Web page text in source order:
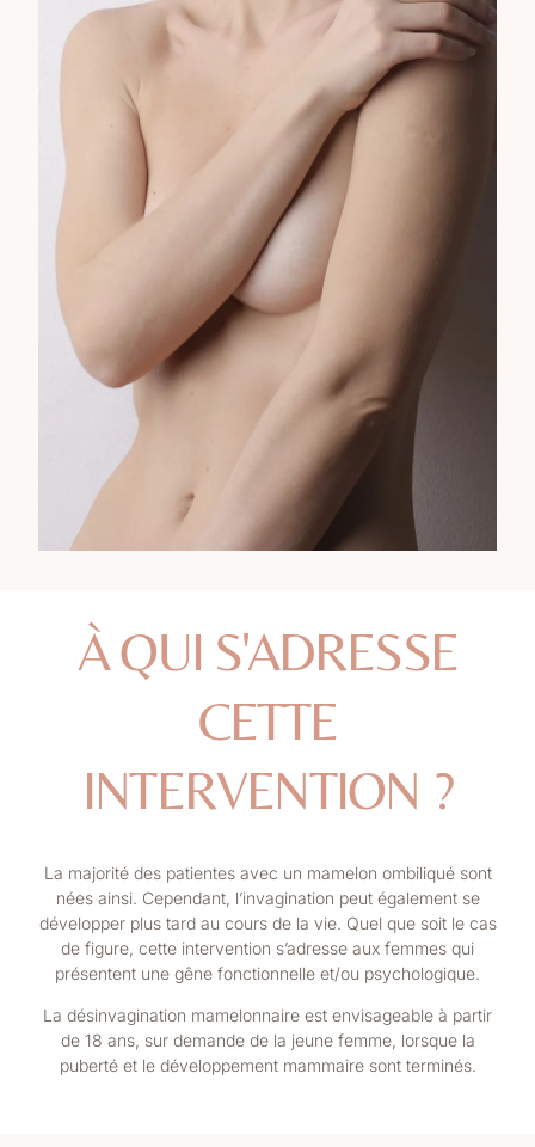
À QUI S'ADRESSE
CETTE
INTERVENTION ?
La majorité des patientes avec un mamelon ombiliqué sont
nées ainsi. Cependant, l’invagination peut également se
développer plus tard au cours de la vie. Quel que soit le cas
de figure, cette intervention s’adresse aux femmes qui
présentent une gêne fonctionnelle et/ou psychologique.
La désinvagination mamelonnaire est envisageable à partir
de 18 ans, sur demande de la jeune femme, lorsque la
puberté et le développement mammaire sont terminés.